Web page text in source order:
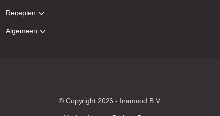
Recepten
Algemeen
© Copyright 2026 - Inamood B.V.